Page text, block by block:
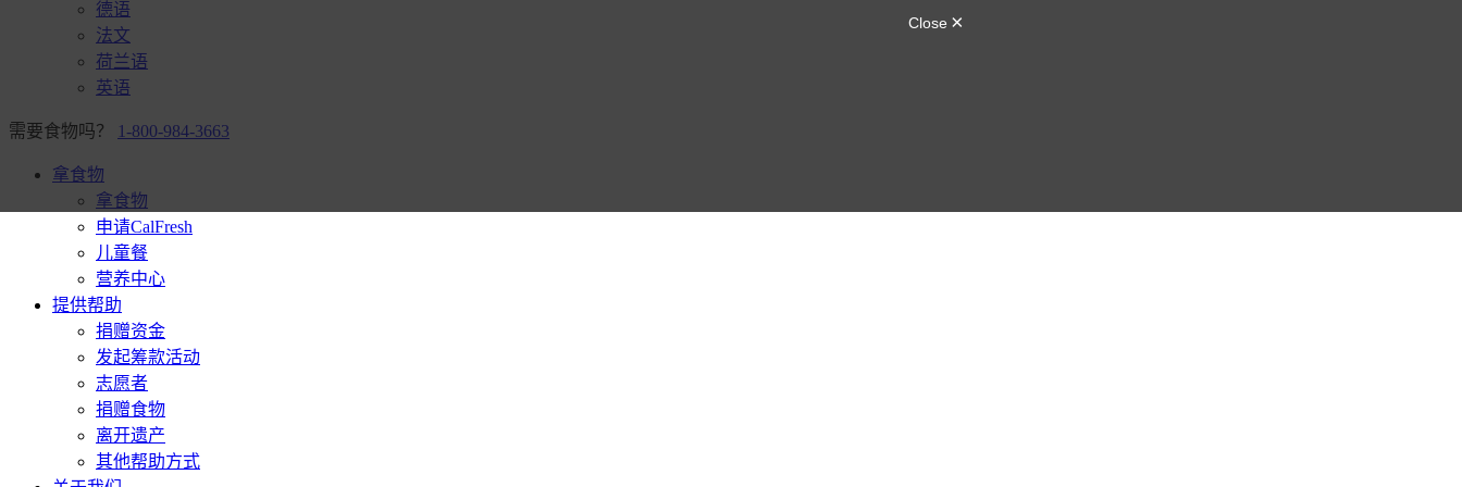
德语
法文
荷兰语
英语
需要食物吗？ 1-800-984-3663
拿食物
拿食物
申请CalFresh
儿童餐
营养中心
提供帮助
捐赠资金
发起筹款活动
志愿者
捐赠食物
离开遗产
其他帮助方式